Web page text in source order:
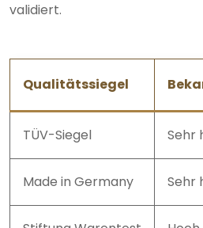
validiert.
Qualitätssiegel
TÜV-Siegel Sehr
Made in Germany Sehr